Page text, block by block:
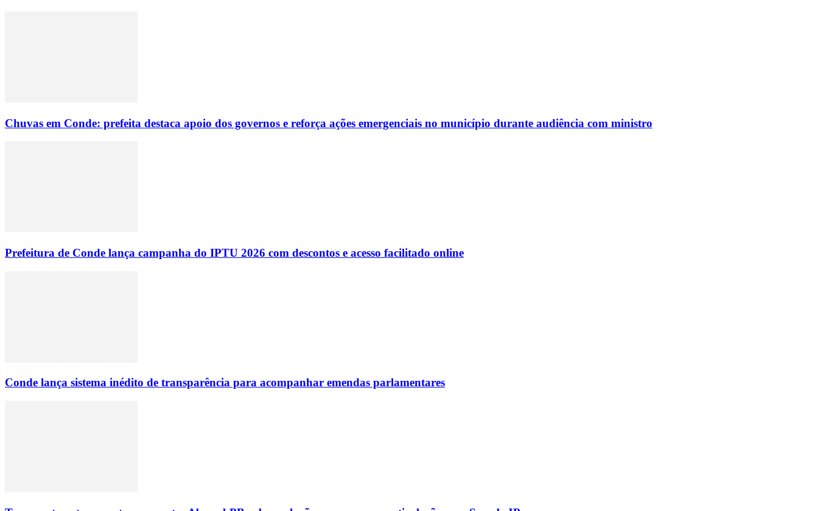
Chuvas em Conde: prefeita destaca apoio dos governos e reforça ações emergenciais no município durante audiência com ministro
Prefeitura de Conde lança campanha do IPTU 2026 com descontos e acesso facilitado online
Conde lança sistema inédito de transparência para acompanhar emendas parlamentares